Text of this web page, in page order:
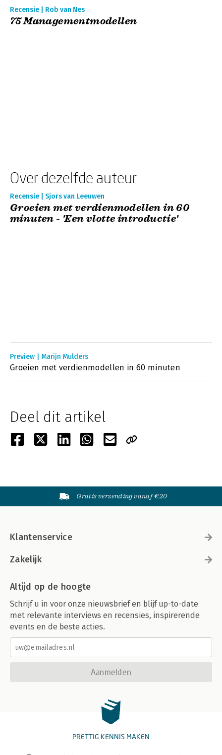
Recensie | Rob van Nes
75 Managementmodellen
Over dezelfde auteur
Recensie | Sjors van Leeuwen
Groeien met verdienmodellen in 60
minuten - 'Een vlotte introductie'
Preview | Marijn Mulders
Groeien met verdienmodellen in 60 minuten
Deel dit artikel
Gratis verzending vanaf €20
Klantenservice
Zakelijk
Altijd op de hoogte
Schrijf u in voor onze nieuwsbrief en blijf up-to-date
met relevante interviews en recensies, inspirerende
events en de beste acties.
Aanmelden
PRETTIG KENNIS MAKEN